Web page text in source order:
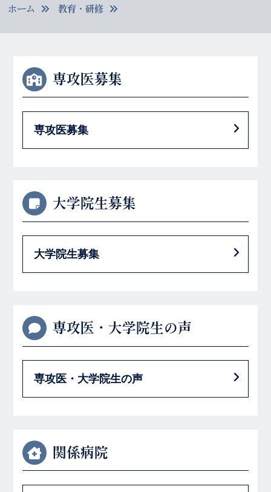
ホーム 教育・研修
専攻医募集
専攻医募集
大学院生募集
大学院生募集
専攻医・大学院生の声
専攻医・大学院生の声
関係病院